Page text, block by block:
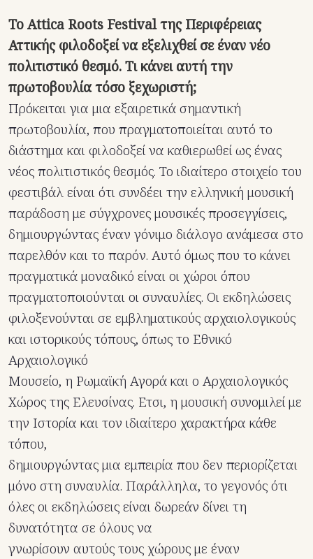
Το Attica Roots Festival της Περιφέρειας
Αττικής φιλοδοξεί να εξελιχθεί σε έναν νέο
πολιτιστικό θεσμό. Τι κάνει αυτή την
πρωτοβουλία τόσο ξεχωριστή;
Πρόκειται για μια εξαιρετικά σημαντική
πρωτοβουλία, που πραγματοποιείται αυτό το
διάστημα και φιλοδοξεί να καθιερωθεί ως ένας
νέος πολιτιστικός θεσμός. Το ιδιαίτερο στοιχείο του
φεστιβάλ είναι ότι συνδέει την ελληνική μουσική
παράδοση με σύγχρονες μουσικές προσεγγίσεις,
δημιουργώντας έναν γόνιμο διάλογο ανάμεσα στο
παρελθόν και το παρόν. Αυτό όμως που το κάνει
πραγματικά μοναδικό είναι οι χώροι όπου
πραγματοποιούνται οι συναυλίες. Οι εκδηλώσεις
φιλοξενούνται σε εμβληματικούς αρχαιολογικούς
και ιστορικούς τόπους, όπως το Εθνικό
Αρχαιολογικό
Μουσείο, η Ρωμαϊκή Αγορά και ο Αρχαιολογικός
Χώρος της Ελευσίνας. Ετσι, η μουσική συνομιλεί με
την Ιστορία και τον ιδιαίτερο χαρακτήρα κάθε
τόπου,
δημιουργώντας μια εμπειρία που δεν περιορίζεται
μόνο στη συναυλία. Παράλληλα, το γεγονός ότι
όλες οι εκδηλώσεις είναι δωρεάν δίνει τη
δυνατότητα σε όλους να
γνωρίσουν αυτούς τους χώρους με έναν